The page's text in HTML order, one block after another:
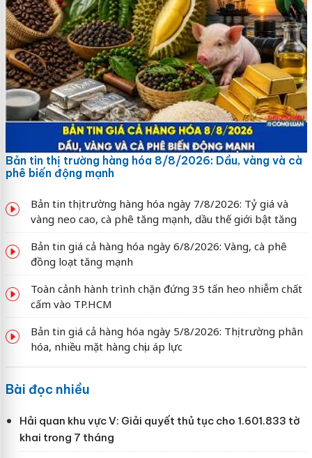
Bản tin thị trường hàng hóa 8/8/2026: Dầu, vàng và cà
phê biến động mạnh
Bản tin thị trường hàng hóa ngày 7/8/2026: Tỷ giá và
vàng neo cao, cà phê tăng mạnh, dầu thế giới bật tăng
Bản tin giá cả hàng hóa ngày 6/8/2026: Vàng, cà phê
đồng loạt tăng mạnh
Toàn cảnh hành trình chặn đứng 35 tấn heo nhiễm chất
cấm vào TP.HCM
Bản tin giá cả hàng hóa ngày 5/8/2026: Thị trường phân
hóa, nhiều mặt hàng chịu áp lực
Bài đọc nhiều
Hải quan khu vực V: Giải quyết thủ tục cho 1.601.833 tờ
khai trong 7 tháng